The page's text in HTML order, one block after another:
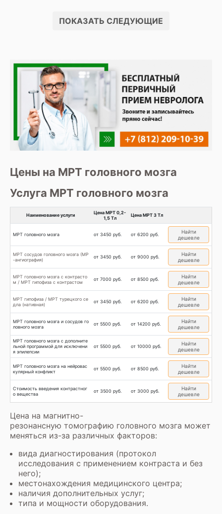
ПОКАЗАТЬ СЛЕДУЮЩИЕ
Цены на МРТ головного мозга
Услуга МРТ головного мозга
Наименование услуги
Цена МРТ 0,2-
1,5 Тл
Цена МРТ 3 Тл
МРТ головного мозга от 3450 руб. от 6200 руб.
Найти
дешевле
МРТ сосудов головного мозга (МР
-ангиография)
от 3450 руб. от 9000 руб.
Найти
дешевле
МРТ головного мозга с контрасто
м / МРТ гипофиза с контрастом
от 7000 руб. от 8500 руб.
Найти
дешевле
МРТ гипофиза / МРТ турецкого се
дла (нативная)
от 3450 руб. от 6200 руб.
Найти
дешевле
МРТ головного мозга и сосудов го
ловного мозга
от 5500 руб. от 14200 руб.
Найти
дешевле
МРТ головного мозга с дополните
льной программой для исключени
я эпилепсии
от 5500 руб. от 10000 руб.
Найти
дешевле
МРТ головного мозга на нейровас
кулярный конфликт
от 5500 руб. от 8500 руб.
Найти
дешевле
Стоимость введения контрастног
о вещества
от 3500 руб. от 3000 руб.
Найти
дешевле
Цена на магнитно-
резонансную томографию головного мозга может
меняться из-за различных факторов:
вида диагностирования (протокол
исследования с применением контраста и без
него);
местонахождения медицинского центра;
наличия дополнительных услуг;
типа и мощности оборудования.